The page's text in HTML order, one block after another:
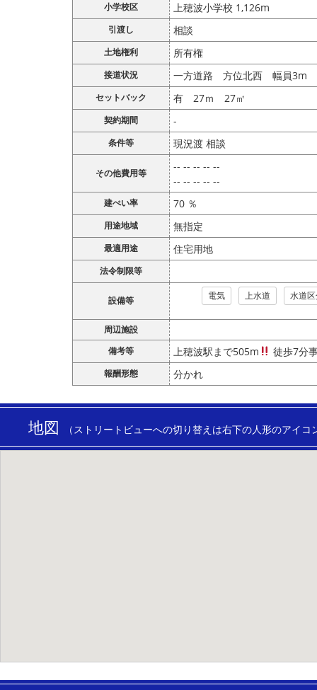
小学校区 上穂波小学校 1,126m
引渡し 相談
土地権利 所有権
接道状況 一方道路 方位北西 幅員
セットバック 有 27ｍ 27㎡
契約期間 -
条件等 現況渡 相談
その他費用等
-- -- -- -- --
-- -- -- -- --
建ぺい率 70 ％
用途地域 無指定
最適用途 住宅用地
法令制限等
設備等 電気 上水道 水道
周辺施設
備考等
上穂波駅まで505m 徒歩7分
報酬形態 分かれ
地図 （ストリートビューへの切り替えは右下の人形のアイ